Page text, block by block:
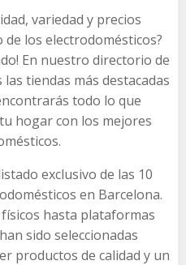
variedad y precios
los electrodomésticos?
En nuestro directorio de
tiendas más destacadas
todo lo que
hogar con los mejores
exclusivo de las 10
en Barcelona.
hasta plataformas
sido seleccionadas
productos de calidad y un